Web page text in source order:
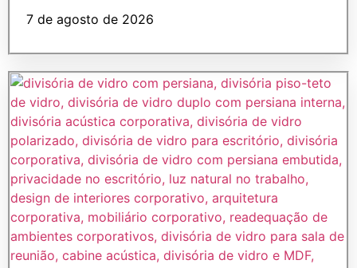
7 de agosto de 2026